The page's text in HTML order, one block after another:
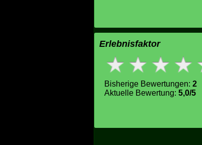
Erlebnisfaktor
Bisherige Bewertungen: 2
Aktuelle Bewertung: 5,0/5